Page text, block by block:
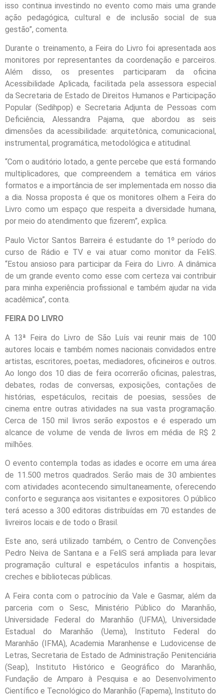
isso continua investindo no evento como mais uma grande
ação pedagógica, cultural e de inclusão social de sua
gestão”, comenta.
Durante o treinamento, a Feira do Livro foi apresentada aos
monitores por representantes da coordenação e parceiros.
Além disso, os presentes participaram da oficina
Acessibilidade Aplicada, facilitada pela assessora especial
da Secretaria de Estado de Direitos Humanos e Participação
Popular (Sedihpop) e Secretaria Adjunta de Pessoas com
Deficiência, Alessandra Pajama, que abordou as seis
dimensões da acessibilidade: arquitetônica, comunicacional,
instrumental, programática, metodológica e atitudinal.
“Com o auditório lotado, a gente percebe que está formando
multiplicadores, que compreendem a temática em vários
formatos e a importância de ser implementada em nosso dia
a dia. Nossa proposta é que os monitores olhem a Feira do
Livro como um espaço que respeita a diversidade humana,
por meio do atendimento que fizerem”, explica.
Paulo Victor Santos Barreira é estudante do 1º período do
curso de Rádio e TV e vai atuar como monitor da FeliS.
“Estou ansioso para participar da Feira do Livro. A dinâmica
de um grande evento como esse com certeza vai contribuir
para minha experiência profissional e também ajudar na vida
acadêmica”, conta.
FEIRA DO LIVRO
A 13ª Feira do Livro de São Luís vai reunir mais de 100
autores locais e também nomes nacionais convidados entre
artistas, escritores, poetas, mediadores, oficineiros e outros.
Ao longo dos 10 dias de feira ocorrerão oficinas, palestras,
debates, rodas de conversas, exposições, contações de
histórias, espetáculos, recitais de poesias, sessões de
cinema entre outras atividades na sua vasta programação.
Cerca de 150 mil livros serão expostos e é esperado um
alcance de volume de venda de livros em média de R$ 2
milhões.
O evento contempla todas as idades e ocorre em uma área
de 11.500 metros quadrados. Serão mais de 30 ambientes
com atividades acontecendo simultaneamente, oferecendo
conforto e segurança aos visitantes e expositores. O público
terá acesso a 300 editoras distribuídas em 70 estandes de
livreiros locais e de todo o Brasil.
Este ano, será utilizado também, o Centro de Convenções
Pedro Neiva de Santana e a FeliS será ampliada para levar
programação cultural e espetáculos infantis a hospitais,
creches e bibliotecas públicas.
A Feira conta com o patrocínio da Vale e Gasmar, além da
parceria com o Sesc, Ministério Público do Maranhão,
Universidade Federal do Maranhão (UFMA), Universidade
Estadual do Maranhão (Uema), Instituto Federal do
Maranhão (IFMA), Academia Maranhense e Ludovicense de
Letras, Secretaria de Estado de Administração Penitenciária
(Seap), Instituto Histórico e Geográfico do Maranhão,
Fundação de Amparo à Pesquisa e ao Desenvolvimento
Científico e Tecnológico do Maranhão (Fapema), Instituto do